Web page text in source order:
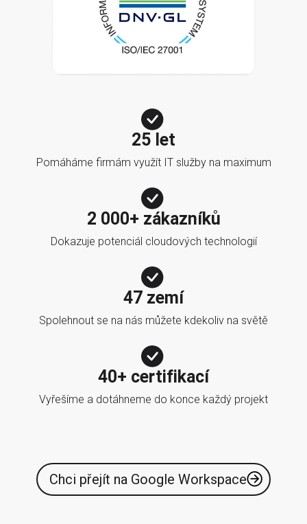
25 let
Pomáháme firmám využít IT služby na maximum
2 000+ zákazníků
Dokazuje potenciál cloudových technologií
47 zemí
Spolehnout se na nás můžete kdekoliv na světě
40+ certifikací
Vyřešíme a dotáhneme do konce každý projekt
Chci přejít na Google Workspace